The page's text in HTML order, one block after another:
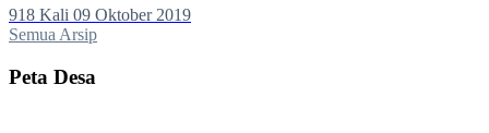
918 Kali 09 Oktober 2019
Semua Arsip
Peta Desa